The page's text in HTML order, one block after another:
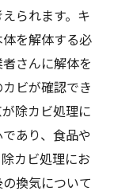
られます。キ
を解体する必
さんに解体を
ビが確認でき
除カビ処理に
あり、食品や
カビ処理にお
換気について